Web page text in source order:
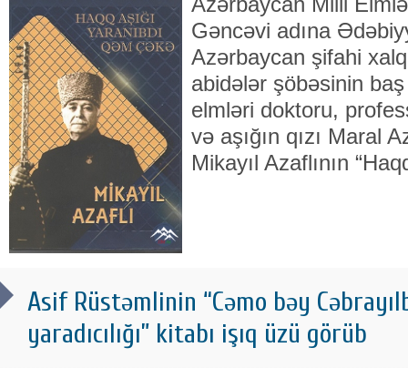
Gəncəvi adına
Azərbaycan şifahi xalq
abidələr şöbəsinin
elmləri doktoru,
və aşığın qızı Maral
Mikayıl Azaflının
Asif Rüstəmlinin “Cəmo bəy
yaradıcılığı” kitabı işıq üzü görüb